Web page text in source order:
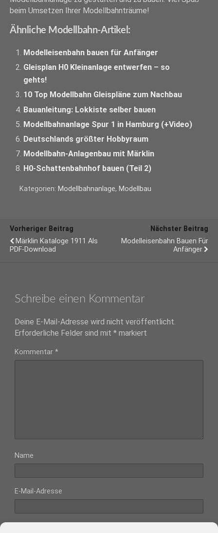
beim Umsetzen Ihrer Modellbahnträume!
Ähnliche Modellbahn-Artikel:
Modelleisenbahn bauen für Anfänger
Gleisplan H0 Kleinanlage entwerfen – so
gehts!
10 Top Modellbahn Gleispläne zum Nachbau
Bauanleitung: Lokkiste selber bauen
Modellbahnanlage Spur 1 in Hamburg (+Video)
Deutschlands größter Hobbyraum
Modellbahn-Anlagenbau mit Märklin
H0-Schattenbahnhof bauen (Teil 2)
Kategorien: Modellbahnanlage, Modellbau
Vorheriger Beitrag
Märklin Kataloge 1911 Als
PDF-Download
Nächster Beitrag
Modelleisenbahn Bauen Für
Anfänger
Schreibe einen Kommentar
Deine E-Mail-Adresse wird nicht veröffentlicht.
Erforderliche Felder sind mit * markiert
Kommentar *
Name
E-Mail-Adresse